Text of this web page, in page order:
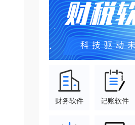
财务软件 记账软件